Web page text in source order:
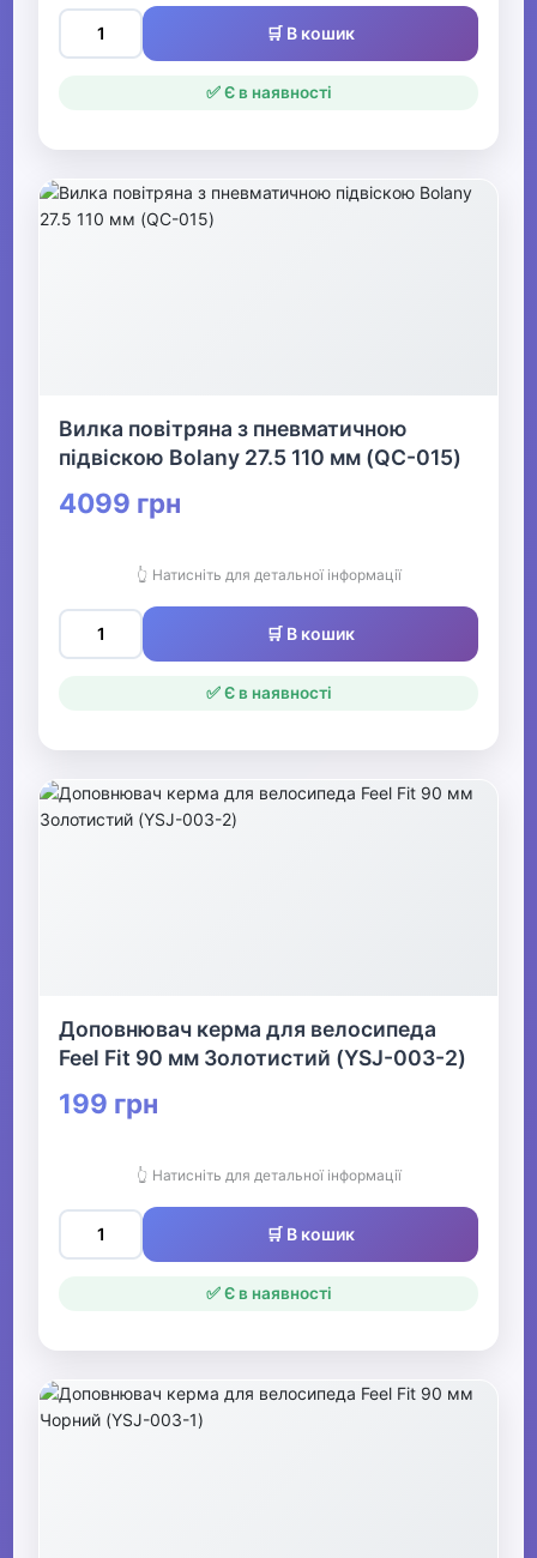
🛒 В кошик
✅ Є в наявності
Вилка повітряна з пневматичною
підвіскою Bolany 27.5 110 мм (QC-015)
4099 грн
👆 Натисніть для детальної інформації
🛒 В кошик
✅ Є в наявності
Доповнювач керма для велосипеда
Feel Fit 90 мм Золотистий (YSJ-003-2)
199 грн
👆 Натисніть для детальної інформації
🛒 В кошик
✅ Є в наявності